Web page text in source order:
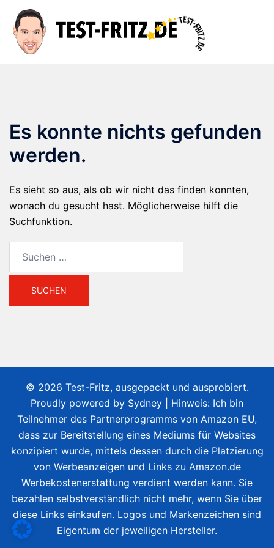
Inhalt
springen
Es konnte nichts gefunden
werden.
Es sieht so aus, als ob wir nicht das finden konnten,
wonach du gesucht hast. Möglicherweise hilft die
Suchfunktion.
nach:
© 2026 Test-Fritz, ausgepackt und ausprobiert.
Proudly powered by Sydney | Hinweis: Ich bin
Teilnehmer des Partnerprogramms von Amazon EU,
dass zur Bereitstellung eines Mediums für Websites
konzipiert wurde, mittels dessen durch die Platzierung
von Werbeanzeigen und Links zu Amazon.de
Werbekostenerstattung verdient werden kann. Sie
bezahlen selbstverständlich nicht mehr, wenn Sie über
diese Links einkaufen. Logos und Markenzeichen sind
Eigentum der jeweiligen Hersteller.